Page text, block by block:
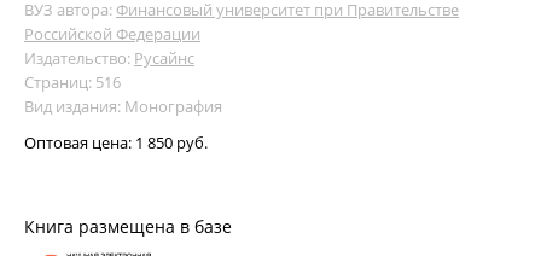
ВУЗ автора: Финансовый университет при Правительстве
Российской Федерации
Издательство: Русайнс
Страниц: 516
Вид издания: Монография
Оптовая цена: 1 850 руб.
Книга размещена в базе